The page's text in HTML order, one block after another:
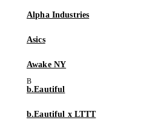
Alpha Industries
Asics
Awake NY
b.Eautiful
b.Eautiful x LTTT